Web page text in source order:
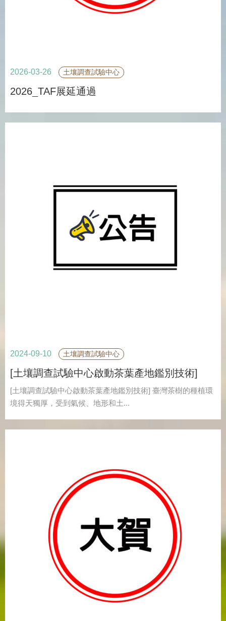
2026-03-26 土壤調查試驗中心
2026_TAF展延通過
2024-09-10 土壤調查試驗中心
[土壤調查試驗中心啟動茶葉產地鑑別技術]
[土壤調查試驗中心啟動茶葉產地鑑別技術] 臺灣茶樹的種植環
境得天獨厚，受到氣候、地形和土...